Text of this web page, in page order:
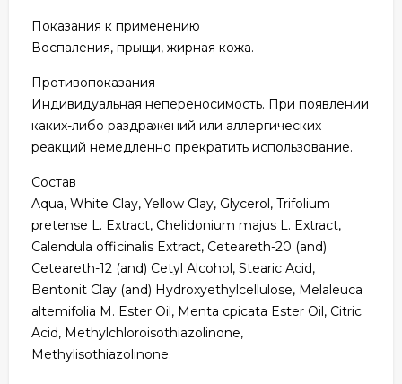
Показания к применению
Воспаления, прыщи, жирная кожа.
Противопоказания
Индивидуальная непереносимость. При появлении
каких-либо раздражений или аллергических
реакций немедленно прекратить использование.
Состав
Aqua, White Clay, Yellow Clay, Glycerol, Trifolium
pretense L. Extract, Chelidonium majus L. Extract,
Calendula officinalis Extract, Ceteareth-20 (and)
Ceteareth-12 (and) Cetyl Alcohol, Stearic Acid,
Bentonit Clay (and) Hydroxyethylcellulose, Melaleuca
altemifolia M. Ester Oil, Menta cpicata Ester Oil, Citric
Acid, Methylchloroisothiazolinone,
Methylisothiazolinone.